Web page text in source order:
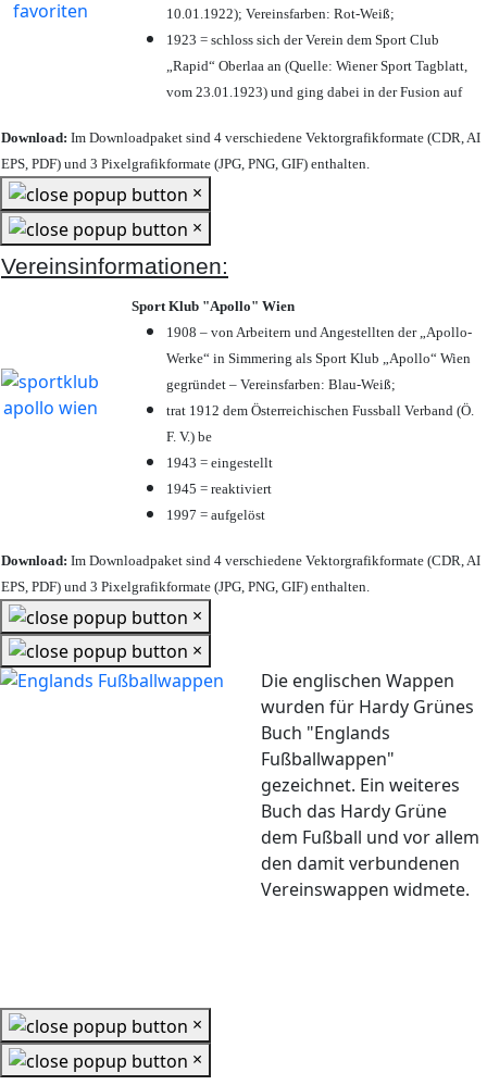
10.01.1922); Vereinsfarben: Rot-Weiß;
1923 = schloss sich der Verein dem Sport Club
„Rapid“ Oberlaa an (Quelle: Wiener Sport Tagblatt,
vom 23.01.1923) und ging dabei in der Fusion auf
Download: Im Downloadpaket sind 4 verschiedene Vektorgrafikformate (CDR, AI
EPS, PDF) und 3 Pixelgrafikformate (JPG, PNG, GIF) enthalten.
×
×
Vereinsinformationen:
Sport Klub "Apollo" Wien
1908 – von Arbeitern und Angestellten der „Apollo-
Werke“ in Simmering als Sport Klub „Apollo“ Wien
gegründet – Vereinsfarben: Blau-Weiß;
trat 1912 dem Österreichischen Fussball Verband (Ö.
F. V.) be
1943 = eingestellt
1945 = reaktiviert
1997 = aufgelöst
Download: Im Downloadpaket sind 4 verschiedene Vektorgrafikformate (CDR, AI
EPS, PDF) und 3 Pixelgrafikformate (JPG, PNG, GIF) enthalten.
×
×
Die englischen Wappen
wurden für Hardy Grünes
Buch "Englands
Fußballwappen"
gezeichnet. Ein weiteres
Buch das Hardy Grüne
dem Fußball und vor allem
den damit verbundenen
Vereinswappen widmete.
×
×